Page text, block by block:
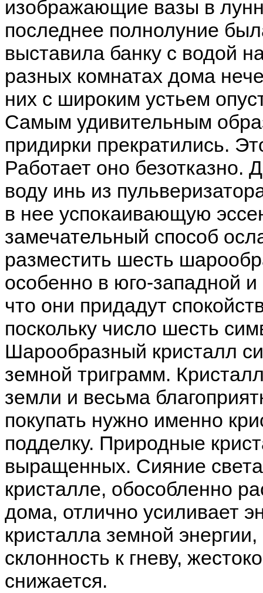
изображающие вазы в
последнее полнолуние
выставила банку с водой
разных комнатах дома
них с широким устьем
Самым удивительным
придирки прекратились.
Работает оно безотказно.
воду инь из
в нее успокаивающую
замечательный способ
разместить шесть
особенно в юго-западной
что они придадут
поскольку число шесть
Шарообразный кристалл
земной триграмм.
земли и весьма
покупать нужно именно
подделку. Природные
выращенных. Сияние
кристалле, обособленно
дома, отлично усиливает
кристалла земной
склонность к гневу,
снижается.